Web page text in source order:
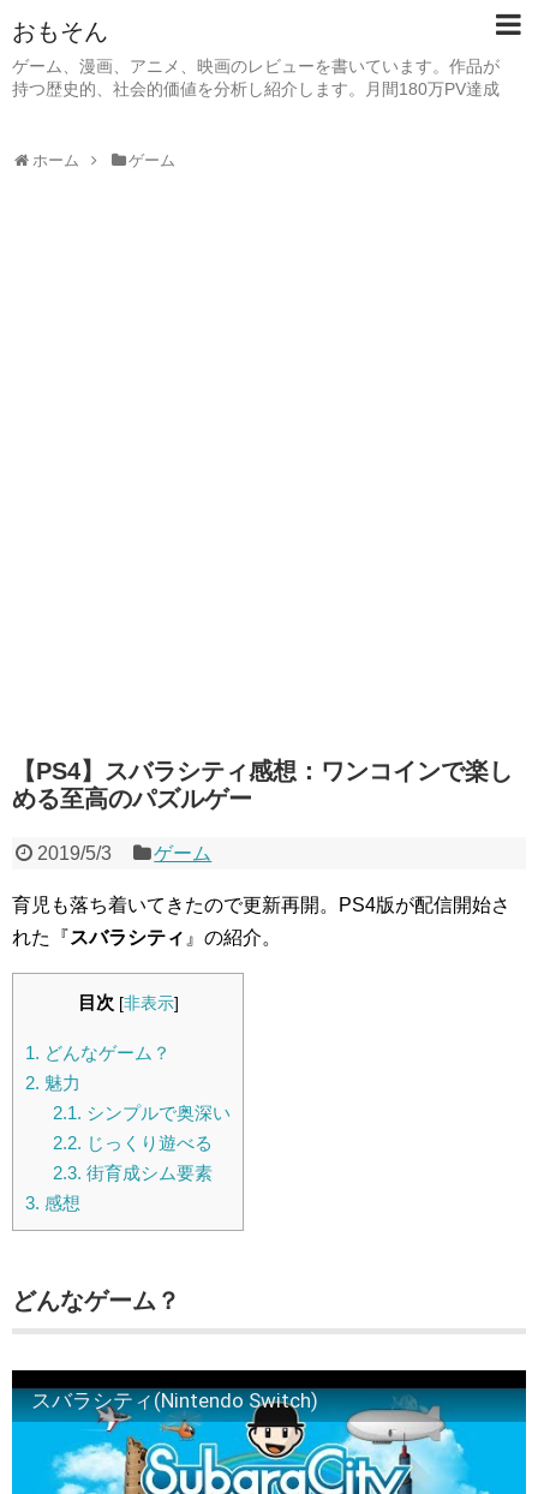
おもそん
ゲーム、漫画、アニメ、映画のレビューを書いています。作品が
持つ歴史的、社会的価値を分析し紹介します。月間180万PV達成
ホーム ゲーム
【PS4】スバラシティ感想：ワンコインで楽し
める至高のパズルゲー
2019/5/3 ゲーム
育児も落ち着いてきたので更新再開。PS4版が配信開始さ
れた『スバラシティ 』の紹介。
目次 [非表示]
1. どんなゲーム？
2. 魅力
2.1. シンプルで奥深い
2.2. じっくり遊べる
2.3. 街育成シム要素
3. 感想
どんなゲーム？
スバラシティ(Nintendo Switch)